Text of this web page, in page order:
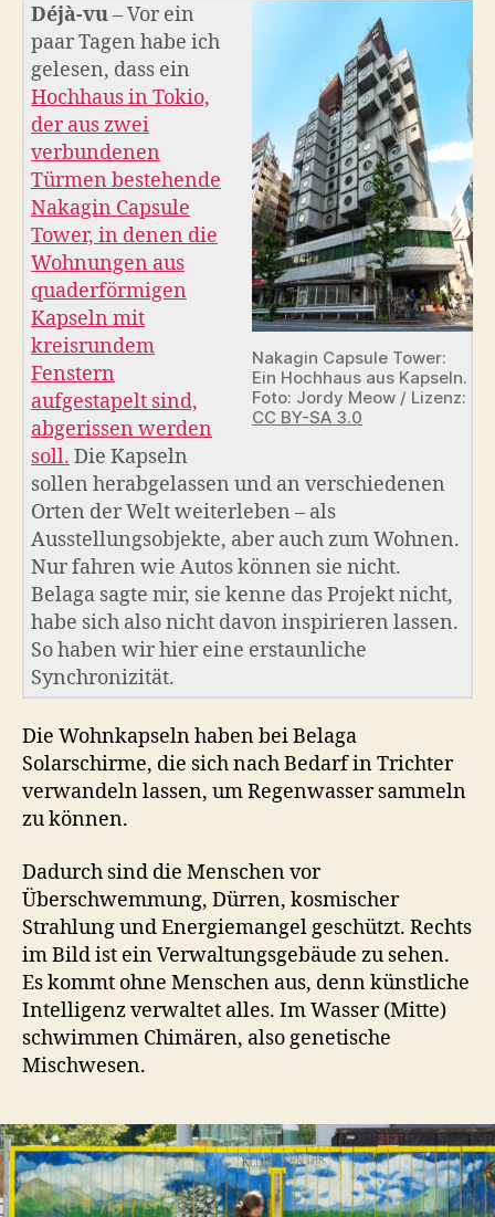
Nakagin Capsule Tower:
Ein Hochhaus aus Kapseln.
Foto: Jordy Meow / Lizenz:
CC BY-SA 3.0
Déjà-vu– Vor ein
paar Tagen habe ich
gelesen, dass ein
Hochhaus in Tokio,
der aus zwei
verbundenen
Türmen bestehende
Nakagin Capsule
Tower, in denen die
Wohnungen aus
quaderförmigen
Kapseln mit
kreisrundem
Fenstern
aufgestapelt sind,
abgerissen werden
soll. Die Kapseln
sollen herabgelassen und an verschiedenen
Orten der Welt weiterleben – als
Ausstellungsobjekte, aber auch zum Wohnen.
Nur fahren wie Autos können sie nicht.
Belaga sagte mir, sie kenne das Projekt nicht,
habe sich also nicht davon inspirieren lassen.
So haben wir hier eine erstaunliche
Synchronizität.
Die Wohnkapseln haben bei Belaga
Solarschirme, die sich nach Bedarf in Trichter
verwandeln lassen, um Regenwasser sammeln
zu können.
Dadurch sind die Menschen vor
Überschwemmung, Dürren, kosmischer
Strahlung und Energiemangel geschützt. Rechts
im Bild ist ein Verwaltungsgebäude zu sehen.
Es kommt ohne Menschen aus, denn künstliche
Intelligenz verwaltet alles. Im Wasser (Mitte)
schwimmen Chimären, also genetische
Mischwesen.